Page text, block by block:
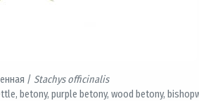
/ Stachys officinalis
betony, purple betony, wood betony,